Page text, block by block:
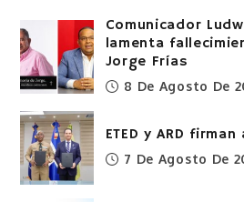
Comunicador
lamenta
Jorge Frías
8 De Agosto De
ETED y ARD
7 De Agosto De